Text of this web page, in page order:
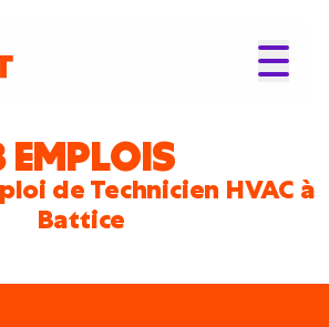
EMPLOIS
de Technicien HVAC à
Battice